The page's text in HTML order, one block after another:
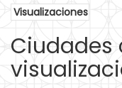
Visualizaciones
Ciudades